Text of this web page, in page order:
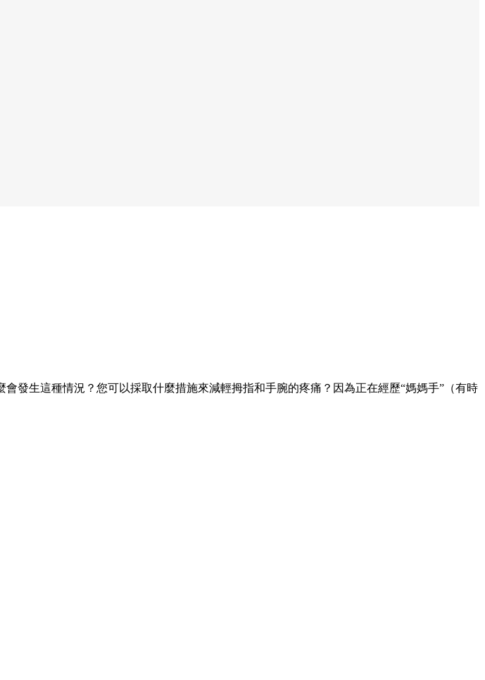
發生這種情況？您可以採取什麼措施來減輕拇指和手腕的疼痛？因為正在經歷“媽媽手”（有時